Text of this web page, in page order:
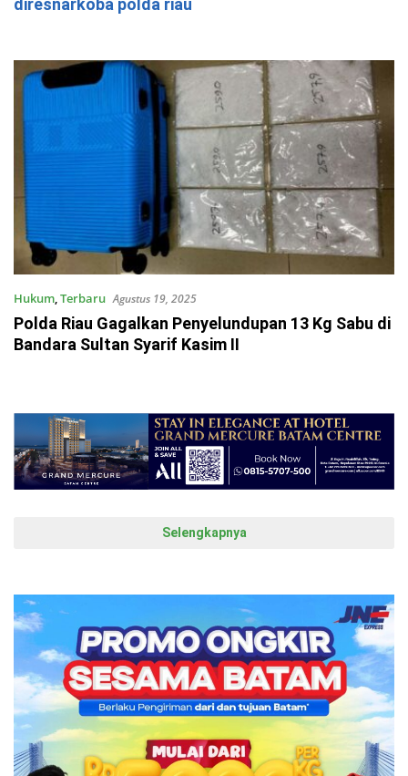
diresnarkoba polda riau
Hukum,Terbaru Agustus 19, 2025
Polda Riau Gagalkan Penyelundupan 13 Kg Sabu di
Bandara Sultan Syarif Kasim II
Selengkapnya